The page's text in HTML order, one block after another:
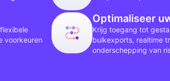
voorkeuren
Optimaliseer
Krijg toegang tot
bulkexports, realtime
onderschepping van